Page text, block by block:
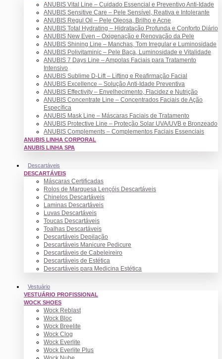
ANUBIS Vital Line – Cuidado Essencial e Preventivo Anti-Idade
ANUBIS Sensitive Care – Pele Sensível, Reativa e Intolerante
ANUBIS Regul Oil – Pele Oleosa, Brilho e Acne
ANUBIS Total Hydrating – Hidratação Profunda e Conforto Diário
ANUBIS New Even – Oxigenação e Renovação da Pele
ANUBIS Shining Line – Manchas, Tom Irregular e Luminosidade
ANUBIS Polivitaminic – Pele Baça, Luminosidade e Vitalidade
ANUBIS 7 Days Line – Ampolas Faciais para Tratamento
Intensivo
ANUBIS Sublime D-Lift – Lifting e Reafirmação Facial
ANUBIS Excellence – Solução Anti-Idade Preventiva
ANUBIS Effectivity – Envelhecimento, Flacidez e Nutrição
ANUBIS Concentrate Line – Concentrados Faciais de Ação
Específica
ANUBIS Mask Line – Máscaras Faciais de Tratamento
ANUBIS Protective Line – Proteção Solar UVA/UVB e Bronzeado
ANUBIS Complements – Complementos Faciais Essenciais
ANUBIS LINHA CORPORAL
ANUBIS LINHA SPA
Descartáveis
DESCARTÁVEIS
Máscaras Certificadas
Rolos de Marquesa Lençóis Descartáveis
Chinelos Descartáveis
Laminas Descartáveis
Luvas Descartáveis
Toucas Descartáveis
Toalhas Descartáveis
Descartáveis Depilação
Descartáveis Manicure Pedicure
Descartáveis de Cabeleireiro
Descartáveis de Estética
Descartáveis para Medicina Estética
Vestuário
VESTUÁRIO PROFISSIONAL
WOCK SHOES
Wock Reblast
Wock Bloc
Wock Breelite
Wock Clog
Wock Everlite
Wock Everlite Plus